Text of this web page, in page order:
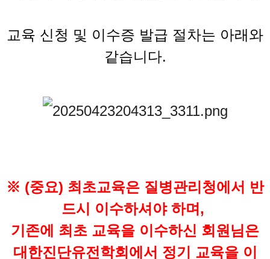
교육 신청 및 이수증 발급 절차는 아래와
같습니다.
※ (중요) 최초교육은 질병관리청에서 반
드시 이수하셔야 하며,
기존에 최초 교육을 이수하신 회원님은
대한진단유전학회에서 정기 교육을 이